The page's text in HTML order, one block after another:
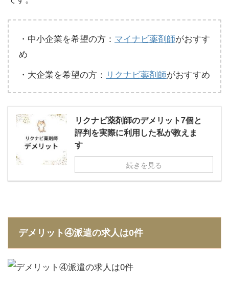
・中小企業を希望の方： マイナビ薬剤師がおすす
め
・大企業を希望の方： リクナビ薬剤師がおすすめ
リクナビ薬剤師のデメリット7個と
評判を実際に利用した私が教えま
す
続きを見る
デメリット④派遣の求人は0件